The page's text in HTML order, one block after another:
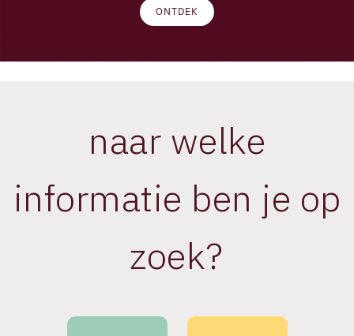
ONTDEK
naar welke
informatie ben je op
zoek?